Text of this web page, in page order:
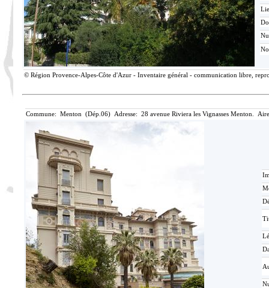
© Région Provence-Alpes-Côte d'Azur - Inventaire général - communication libre,
Commune: Menton (Dép.06) Adresse: 28 avenue Riviera les Vignasses Menton.